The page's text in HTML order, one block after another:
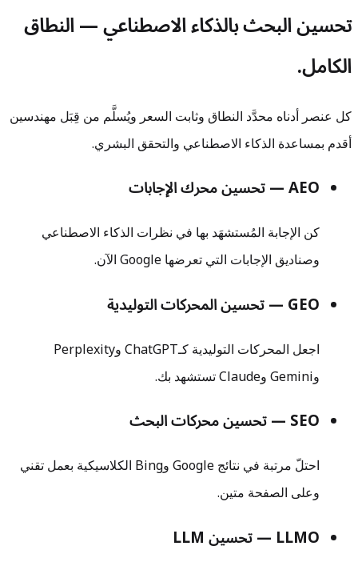
تحسين البحث بالذكاء الاصطناعي — النطاق
الكامل.
كل عنصر أدناه محدَّد النطاق وثابت السعر ويُسلَّم من قِبَل مهندسين
أقدم بمساعدة الذكاء الاصطناعي والتحقق البشري.
AEO — تحسين محرك الإجابات
كن الإجابة المُستشهَد بها في نظرات الذكاء الاصطناعي
وصناديق الإجابات التي تعرضها Google الآن.
GEO — تحسين المحركات التوليدية
اجعل المحركات التوليدية كـChatGPT وPerplexity
وGemini وClaude تستشهد بك.
SEO — تحسين محركات البحث
احتلّ مرتبة في نتائج Google وBing الكلاسيكية بعمل تقني
وعلى الصفحة متين.
LLMO — تحسين LLM